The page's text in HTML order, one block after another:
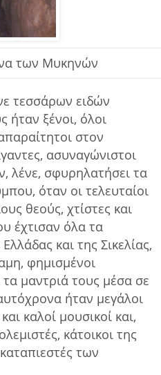
των Μυκηνών
τεσσάρων ειδών
ήταν ξένοι, όλοι
στον
ασυναγώνιστοι
λένε, σφυρηλατήσει τα
όταν οι τελευταίοι
θεούς, χτίστες και
έχτισαν όλα τα
και της Σικελίας,
φημισμένοι
μαντριά τους μέσα σε
ήταν μεγάλοι
καλοί μουσικοί και,
κάτοικοι της
των